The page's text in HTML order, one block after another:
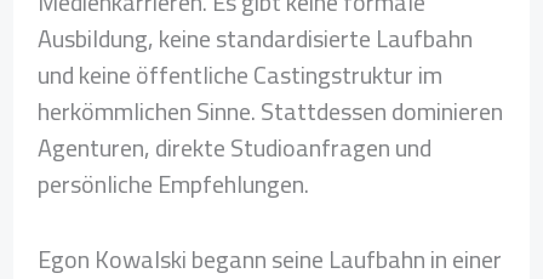
Ausbildung, keine standardisierte Laufbahn
und keine öffentliche Castingstruktur im
herkömmlichen Sinne. Stattdessen dominieren
Agenturen, direkte Studioanfragen und
persönliche Empfehlungen.
Egon Kowalski begann seine Laufbahn in einer